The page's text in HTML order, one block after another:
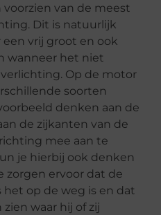
van de meest
Dit is natuurlijk
vrij groot en ook
wanneer het niet
Op de motor
soorten
denken aan de
de zijkanten van de
mee aan te
je hierbij ook denken
zorgen ervoor dat de
het op de weg is en dat
waar hij of zij